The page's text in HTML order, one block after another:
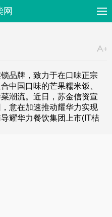
网
品牌，致力于在口味正宗
中国口味的芒果糯米饭、
潮流。近日，苏金信资宣
意在加速推动耀华力实现
耀华力餐饮集团上市(IT桔